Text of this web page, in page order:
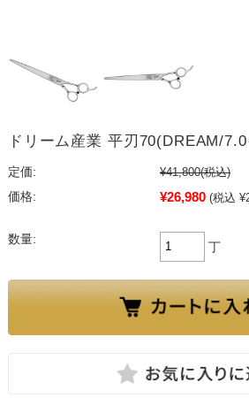
ドリーム産業 平刃70(DREAM/
定価: ¥41,800(税込)
価格:
¥26,980 (税込
数量:
丁